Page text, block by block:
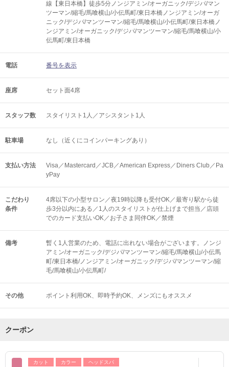
線【東日本橋】徒歩5分ノンジアミン/オーガニック/デジパ/マン
ツーマン/縮毛/馬喰横山/小伝馬町/東日本橋ノンジアミン/オーガ
ニック/デジパ/マンツーマン/縮毛/馬喰横山/小伝馬町/東日本橋ノ
ンジアミン/オーガニック/デジパ/マンツーマン/縮毛/馬喰横山/小
伝馬町/東日本橋
電話 番号を表示
座席 セット面4席
スタッフ数 スタイリスト1人／アシスタント1人
駐車場 なし（近くにコインパーキングあり）
支払い方法
Visa／Mastercard／JCB／American Express／Diners Club／Pa
yPay
こだわり
条件
4席以下の小型サロン／夜19時以降も受付OK／最寄り駅から徒
歩3分以内にある／1人のスタイリストが仕上げまで担当／店頭
でのカード支払いOK／お子さま同伴OK／禁煙
備考
暫く1人営業のため、電話に出れない場合がございます。ノンジ
アミン/オーガニック/デジパ/マンツーマン/縮毛/馬喰横山/小伝馬
町/東日本橋/ノンジアミン/オーガニック/デジパ/マンツーマン/縮
毛/馬喰横山/小伝馬町/
その他 ポイント利用OK 即時予約OK メンズにもオススメ
クーポン
カット カラー ヘッドスパ